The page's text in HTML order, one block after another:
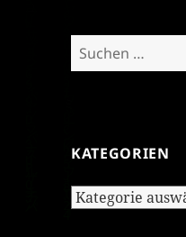
Suchen
nach:
KATEGORIEN
Kategorien